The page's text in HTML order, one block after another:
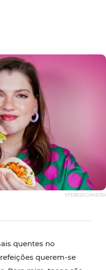
©TERESA CAMEIRA
quentes no
querem-se